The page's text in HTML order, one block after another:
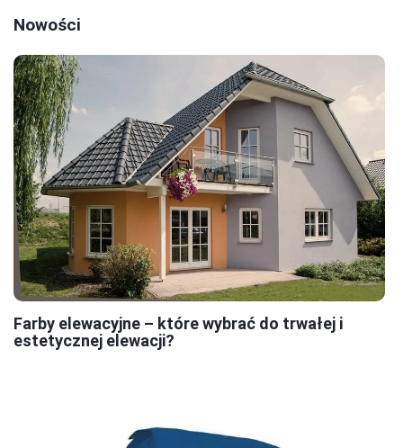
Nowości
Farby elewacyjne – które wybrać do trwałej i
estetycznej elewacji?